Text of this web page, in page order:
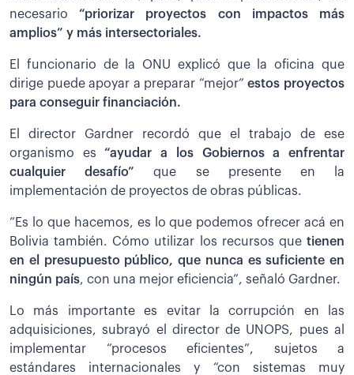
necesario“priorizar proyectos con impactos más
amplios” y más intersectoriales.
El funcionario de la ONU explicó que la oficina que
dirige puede apoyar a preparar “mejor”estos proyectos
para conseguir financiación.
El director Gardner recordó que el trabajo de ese
organismo es “ayudar a los Gobiernos a enfrentar
cualquier desafío” que se presente en la
implementación de proyectos de obras públicas.
”Es lo que hacemos, es lo que podemos ofrecer acá en
Bolivia también. Cómo utilizar los recursos que tienen
en el presupuesto público, que nunca es suficiente en
ningún país, con una mejor eficiencia”, señaló Gardner.
Lo más importante es evitar la corrupción en las
adquisiciones, subrayó el director de UNOPS, pues al
implementar “procesos eficientes”, sujetos a
estándares internacionales y “con sistemas muy